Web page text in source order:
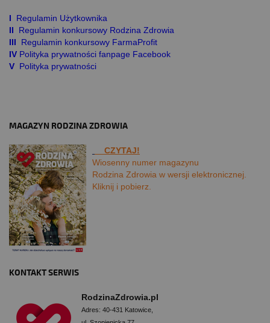
I Regulamin Użytkownika
II
Regulamin konkursowy Rodzina Zdrowia
III
Regulamin konkursowy FarmaProfit
IV Polityka prywatności fanpage Facebook
V Polityka prywatności
MAGAZYN RODZINA ZDROWIA
CZYTAJ!
Wiosenny numer magazynu
Rodzina Zdrowia w wersji elektronicznej.
Kliknij i pobierz.
KONTAKT SERWIS
RodzinaZdrowia.pl
Adres: 40-431 Katowice,